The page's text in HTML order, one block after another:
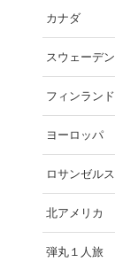
カナダ
スウェーデン
フィンランド
ヨーロッパ
ロサンゼルス
北アメリカ
弾丸１人旅